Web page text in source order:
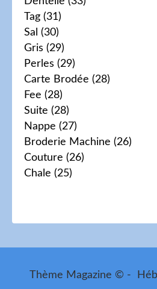
Tag (31)
Sal (30)
Gris (29)
Perles (29)
Carte Brodée (28)
Fee (28)
Suite (28)
Nappe (27)
Broderie Machine (26)
Couture (26)
Chale (25)
Thème Magazine © -